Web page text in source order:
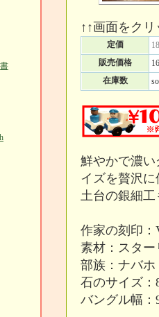
↑↑画面をク
定価
販売価格
在庫数
鮮やかで濃
イズを贅沢
土台の銀細
作家の刻印：
素材：スタ
部族：ナバホ
石のサイズ：
バングル幅：